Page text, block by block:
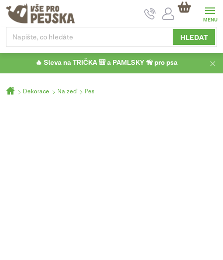
Přejít
obsah
HLEDAT
NÁKUPNÍ
KOŠÍK
🔥 Sleva na TRIČKA 🎒 a PAMLSKY 🦮 pro psa
DomůDekorace Na zeď Pes